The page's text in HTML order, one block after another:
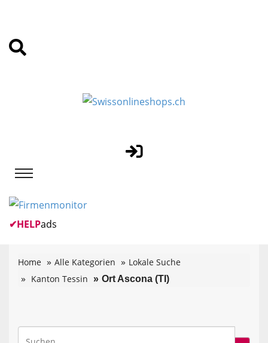
✔HELPads
Home Alle Kategorien
Lokale Suche
Kanton Tessin
Ort Ascona (TI)